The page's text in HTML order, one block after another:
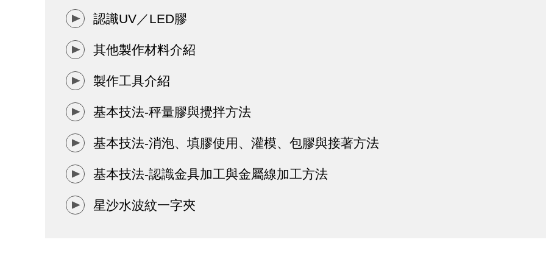
認識UV／LED膠
其他製作材料介紹
製作工具介紹
基本技法-秤量膠與攪拌方法
基本技法-消泡、填膠使用、灌模、包膠與接著方法
基本技法-認識金具加工與金屬線加工方法
星沙水波紋一字夾